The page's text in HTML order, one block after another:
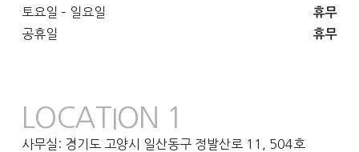
토요일 – 일요일 휴무
공휴일 휴무
LOCATION 1
사무실: 경기도 고양시 일산동구 정발산로 11, 504호